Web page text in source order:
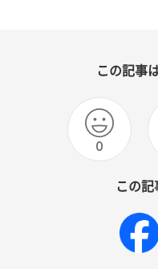
この記事
0
この